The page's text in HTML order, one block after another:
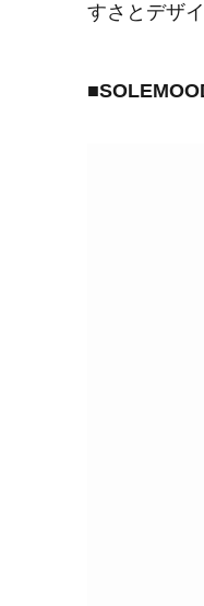
すさとデザ